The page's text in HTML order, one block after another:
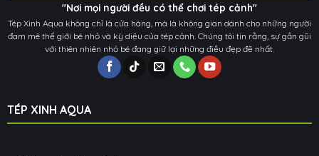
"Nơi mọi người đều có thể chơi tép cảnh"
Tép Xinh Aqua không chỉ là cửa hàng, mà là không gian dành cho những người
đam mê thế giới bé nhỏ và kỳ diệu của tép cảnh. Chúng tôi tin rằng, sự gần gũi
với thiên nhiên nhỏ bé đang giữ lại những điều đẹp đẽ nhất.
TÉP XINH AQUA